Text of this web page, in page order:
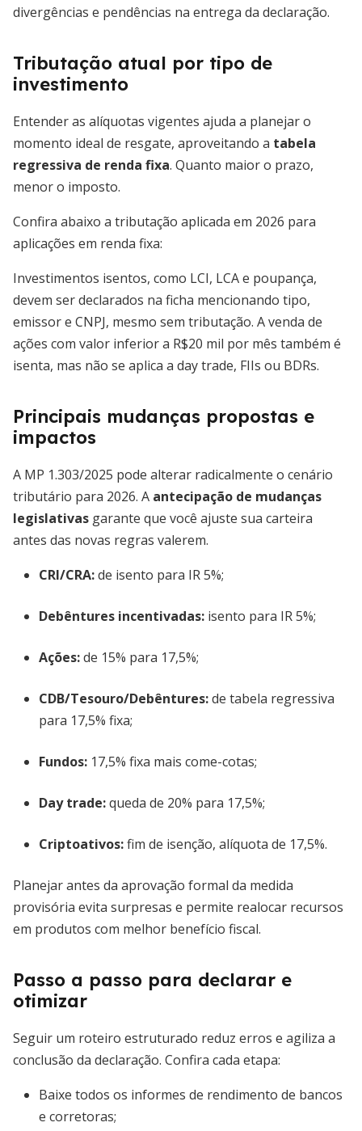
divergências e pendências na entrega da declaração.
Tributação atual por tipo de
investimento
Entender as alíquotas vigentes ajuda a planejar o
momento ideal de resgate, aproveitando a tabela
regressiva de renda fixa. Quanto maior o prazo,
menor o imposto.
Confira abaixo a tributação aplicada em 2026 para
aplicações em renda fixa:
Investimentos isentos, como LCI, LCA e poupança,
devem ser declarados na ficha mencionando tipo,
emissor e CNPJ, mesmo sem tributação. A venda de
ações com valor inferior a R$20 mil por mês também é
isenta, mas não se aplica a day trade, FIIs ou BDRs.
Principais mudanças propostas e
impactos
A MP 1.303/2025 pode alterar radicalmente o cenário
tributário para 2026. A antecipação de mudanças
legislativas garante que você ajuste sua carteira
antes das novas regras valerem.
CRI/CRA:de isento para IR 5%;
Debêntures incentivadas: isento para IR 5%;
Ações:de 15% para 17,5%;
CDB/Tesouro/Debêntures:de tabela regressiva
para 17,5% fixa;
Fundos: 17,5% fixa mais come-cotas;
Day trade:queda de 20% para 17,5%;
Criptoativos:fim de isenção, alíquota de 17,5%.
Planejar antes da aprovação formal da medida
provisória evita surpresas e permite realocar recursos
em produtos com melhor benefício fiscal.
Passo a passo para declarar e
otimizar
Seguir um roteiro estruturado reduz erros e agiliza a
conclusão da declaração. Confira cada etapa:
Baixe todos os informes de rendimento de bancos
e corretoras;